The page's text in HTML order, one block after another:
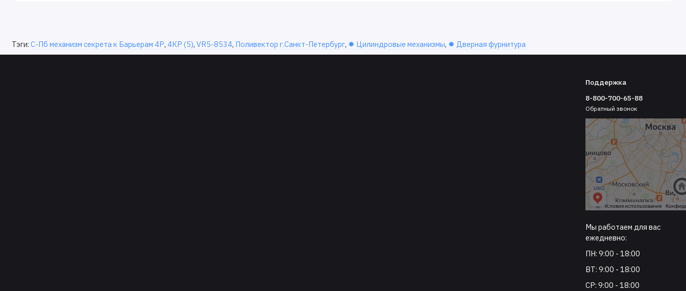
Тэги: С-Пб механизм секрета к Барьерам 4Р, 4КР (5), VR5-8534, Поливектор г.Санкт-Петербург, ✹ Цилиндровые механизмы, ✹ Дверная фурнитура
Поддержка
8-800-700-65-88
Обратный звонок
Мы работаем для вас
ежедневно:
ПН: 9:00 - 18:00
ВТ: 9:00 - 18:00
СР: 9:00 - 18:00